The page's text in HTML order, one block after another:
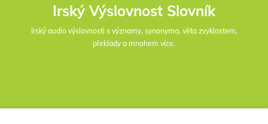
Irský Výslovnost Slovník
Irský audio výslovnosti s významy, synonyma, věta zvyklostem,
překlady a mnohem více.